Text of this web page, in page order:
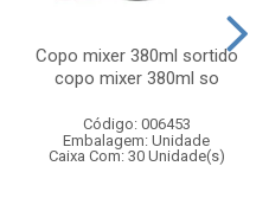
Copo mixer 380ml sortido
copo mixer 380ml so
Código: 006453
Embalagem: Unidade
Caixa Com: 30 Unidade(s)